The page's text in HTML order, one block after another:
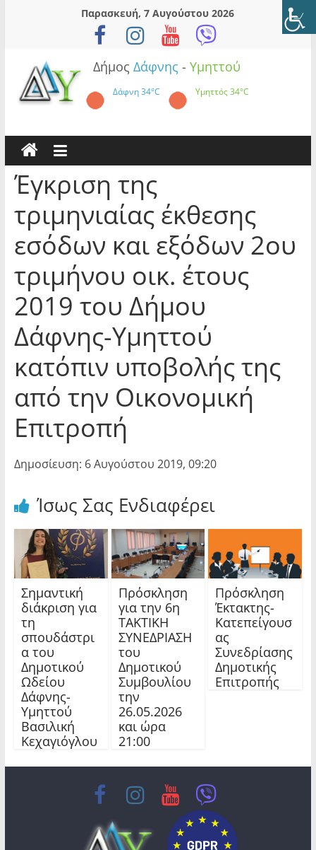
Παρασκευή, 7 Αυγούστου 2026
Δήμος Δάφνης - Υμηττού
Δάφνη34°C Υμηττός34°C
Έγκριση της
τριμηνιαίας έκθεσης
εσόδων και εξόδων 2ου
τριμήνου οικ. έτους
2019 του Δήμου
Δάφνης-Υμηττού
κατόπιν υποβολής της
από την Οικονομική
Επιτροπή
Δημοσίευση: 6 Αυγούστου 2019, 09:20
Ίσως Σας Ενδιαφέρει
Σημαντική
διάκριση για
τη
σπουδάστρι
α του
Δημοτικού
Ωδείου
Δάφνης-
Υμηττού
Βασιλική
Κεχαγιόγλου
Πρόσκληση
για την 6η
ΤΑΚΤΙΚΗ
ΣΥΝΕΔΡΙΑΣΗ
του
Δημοτικού
Συμβουλίου
την
26.05.2026
και ώρα
21:00
Πρόσκληση
Έκτακτης-
Κατεπείγουσ
ας
Συνεδρίασης
Δημοτικής
Επιτροπής